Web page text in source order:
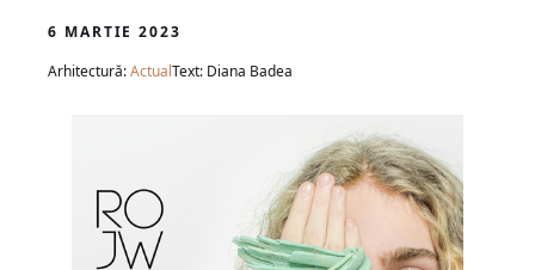
6 MARTIE 2023
Arhitectură:ActualText: Diana Badea